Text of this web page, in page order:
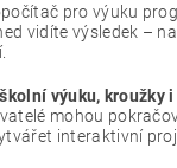
pro výuku
vidíte výsledek – na
výuku, kroužky
mohou
interaktivní